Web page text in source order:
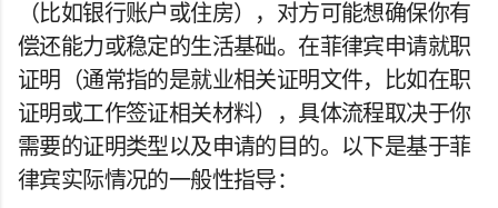
（比如银行账户或住房），对方可能想确保你有
偿还能力或稳定的生活基础。在菲律宾申请就职
证明（通常指的是就业相关证明文件，比如在职
证明或工作签证相关材料），具体流程取决于你
需要的证明类型以及申请的目的。以下是基于菲
律宾实际情况的一般性指导：